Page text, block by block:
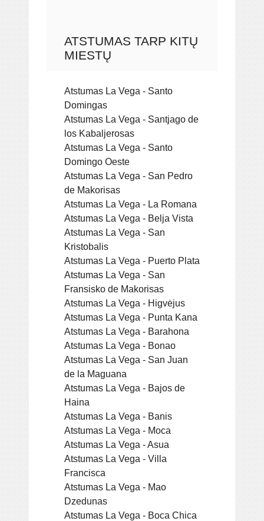
ATSTUMAS TARP KITŲ
MIESTŲ
Atstumas La Vega - Santo
Domingas
Atstumas La Vega - Santjago de
los Kabaljerosas
Atstumas La Vega - Santo
Domingo Oeste
Atstumas La Vega - San Pedro
de Makorisas
Atstumas La Vega - La Romana
Atstumas La Vega - Belja Vista
Atstumas La Vega - San
Kristobalis
Atstumas La Vega - Puerto Plata
Atstumas La Vega - San
Fransisko de Makorisas
Atstumas La Vega - Higvėjus
Atstumas La Vega - Punta Kana
Atstumas La Vega - Barahona
Atstumas La Vega - Bonao
Atstumas La Vega - San Juan
de la Maguana
Atstumas La Vega - Bajos de
Haina
Atstumas La Vega - Banis
Atstumas La Vega - Moca
Atstumas La Vega - Asua
Atstumas La Vega - Villa
Francisca
Atstumas La Vega - Mao
Dzedunas
Atstumas La Vega - Boca Chica